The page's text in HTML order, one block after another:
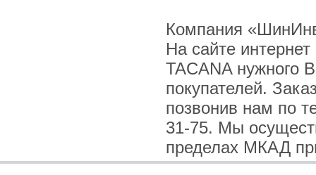
Компания
На сайте
TACANA нужного
покупателей.
позвонив нам по
31-75. Мы
пределах МКАД